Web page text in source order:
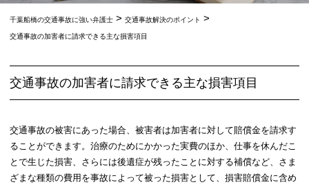
千葉船橋の交通事故に強い弁護士 >交通事故解決のポイント >
交通事故の加害者に請求できる主な損害項目
交通事故の加害者に請求できる主な損害項目
交通事故の被害にあった場合、被害者は加害者に対して賠償金を請求す
ることができます。治療のためにかかった実費のほか、仕事を休んだこ
とで生じた損害、さらには後遺症が残ったことに対する補償など、さま
ざまな種類の費用を事故によって被った損害として、損害賠償金に含め